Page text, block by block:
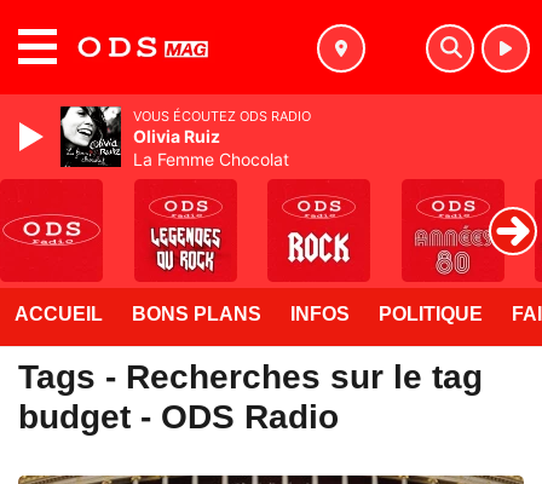
ACCUEIL BONS PLANS INFOS POLITIQUE
Tags - Recherches sur le tag
budget - ODS Radio
VOUS ÉCOUTEZ ODS RADIO
Olivia Ruiz
La Femme Chocolat